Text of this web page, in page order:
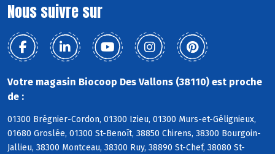
Nous suivre sur
Votre magasin Biocoop Des Vallons (38110) est proche
de :
01300 Brégnier-Cordon, 01300 Izieu, 01300 Murs-et-Gélignieux,
01680 Groslée, 01300 St-Benoît, 38850 Chirens, 38300 Bourgoin-
Jallieu, 38300 Montceau, 38300 Ruy, 38890 St-Chef, 38080 St-